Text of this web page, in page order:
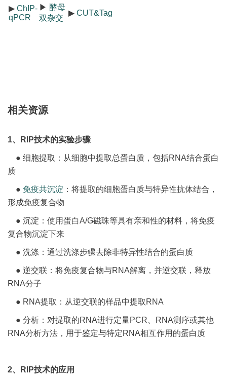
▶ ChIP-
qPCR
▶ 酵母
双杂交
▶ CUT&Tag
相关资源
1、RIP技术的实验步骤
● 细胞提取：从细胞中提取总蛋白质，包括RNA结合蛋白
质
● 免疫共沉淀 ：将提取的细胞蛋白质与特异性抗体结合，
形成免疫复合物
● 沉淀：使用蛋白A/G磁珠等具有亲和性的材料，将免疫
复合物沉淀下来
● 洗涤：通过洗涤步骤去除非特异性结合的蛋白质
● 逆交联：将免疫复合物与RNA解离，并逆交联，释放
RNA分子
● RNA提取：从逆交联的样品中提取RNA
● 分析：对提取的RNA进行定量PCR、RNA测序或其他
RNA分析方法，用于鉴定与特定RNA相互作用的蛋白质
2、RIP技术的应用